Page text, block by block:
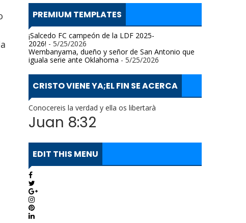
PREMIUM TEMPLATES
¡Salcedo FC campeón de la LDF 2025-
2026! - 5/25/2026
Wembanyama, dueño y señor de San Antonio que
iguala serie ante Oklahoma - 5/25/2026
CRISTO VIENE YA;EL FIN SE ACERCA
Conocereis la verdad y ella os libertarà
Juan 8:32
EDIT THIS MENU